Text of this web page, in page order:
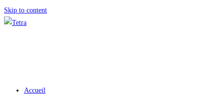
Skip to content
Accueil